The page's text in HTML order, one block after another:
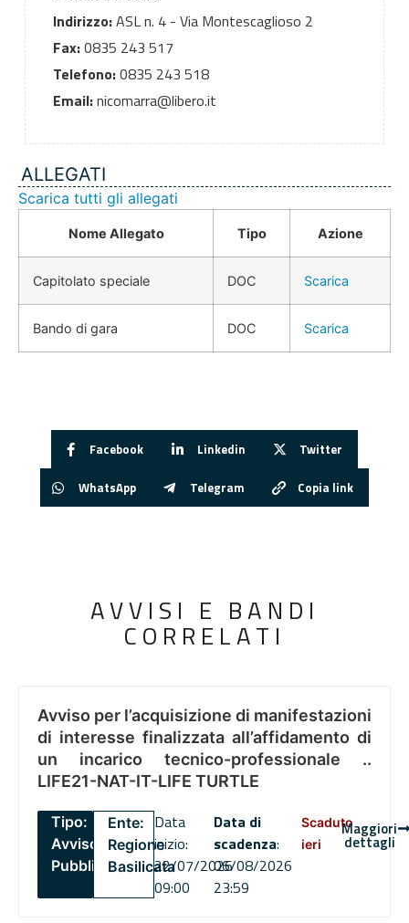
Indirizzo:ASL n. 4 - Via Montescaglioso 2
Fax:0835 243 517
Telefono:0835 243 518
Email:nicomarra@libero.it
ALLEGATI
Scarica tutti gli allegati
Nome Allegato Tipo Azione
Capitolato speciale DOC Scarica
Bando di gara DOC Scarica
Facebook Linkedin Twitter
WhatsApp Telegram Copia link
AVVISI E BANDI
CORRELATI
Avviso per l’acquisizione di manifestazioni
di interesse finalizzata all’affidamento di
un incarico tecnico-professionale ..
LIFE21-NAT-IT-LIFE TURTLE
Tipo:
Avviso
Pubblico
Ente:
Regione
Basilicata
Data
inizio:
22/07/2026
09:00
Data di
scadenza:
06/08/2026
23:59
Scaduto
ieri
Maggiori
dettagli